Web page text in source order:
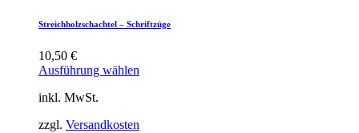
Streichholzschachtel – Schriftzüge
10,50 €
Ausführung wählen
inkl. MwSt.
zzgl. Versandkosten